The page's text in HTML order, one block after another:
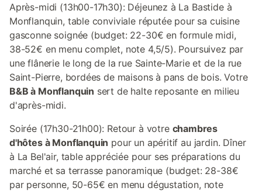
Après-midi (13h00-17h30): Déjeunez à La Bastide à
Monflanquin, table conviviale réputée pour sa cuisine
gasconne soignée (budget: 22-30€ en formule midi,
38-52€ en menu complet, note 4,5/5). Poursuivez par
une flânerie le long de la rue Sainte-Marie et de la rue
Saint-Pierre, bordées de maisons à pans de bois. Votre
B&B à Monflanquin sert de halte reposante en milieu
d'après-midi.
Soirée (17h30-21h00): Retour à votre chambres
d'hôtes à Monflanquin pour un apéritif au jardin. Dîner
à La Bel'air, table appréciée pour ses préparations du
marché et sa terrasse panoramique (budget: 28-38€
par personne, 50-65€ en menu dégustation, note